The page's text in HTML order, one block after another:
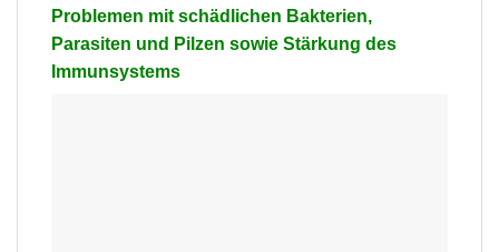
Problemen mit schädlichen Bakterien,
Parasiten und Pilzen sowie Stärkung des
Immunsystems